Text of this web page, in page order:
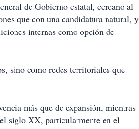
de Gobierno estatal, cercano al
que con una candidatura natural, y
internas como opción de
sino como redes territoriales que
más que de expansión, mientras
siglo XX, particularmente en el